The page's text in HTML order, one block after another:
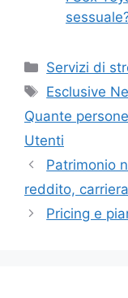
Categories
Servizi di
Tags
Esclusive
Quante persone
Utenti
Patrimonio
reddito,
Pricing e